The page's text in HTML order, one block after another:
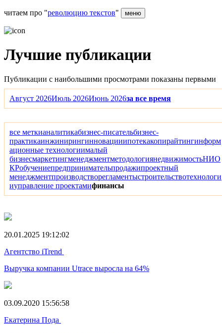
читаем про "революцию текстов" меню
Лучшие публикации
Публикации с наибольшими просмотрами показаны первыми
Август 2026Июль 2026Июнь 2026за все время
все меткианалитикабизнес-писательбизнес-
практикаинжинирингинновацииипотекакопирайтингинформ
ационные технологиималый
бизнесмаркетингменеджментметодологиянедвижимостьНИО
КРобучениепредпринимательпродажипроектный
менеджментпроизводстворегламентыстроительствотехнологи
иуправление проектамифинансы
20.01.2025 19:12:02
Агентство iTrend
Выручка компании Utrace выросла на 64%
03.09.2020 15:56:58
Екатерина Пода